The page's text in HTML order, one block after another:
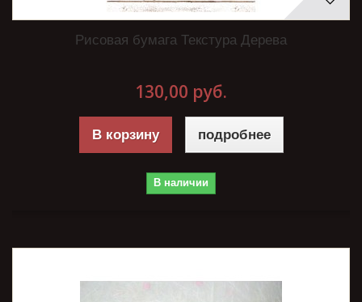
Рисовая бумага Текстура Дерева
130,00 руб.
В корзину подробнее
В наличии